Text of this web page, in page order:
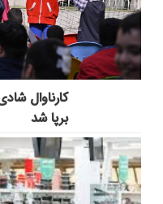
کارناوال
برپا شد